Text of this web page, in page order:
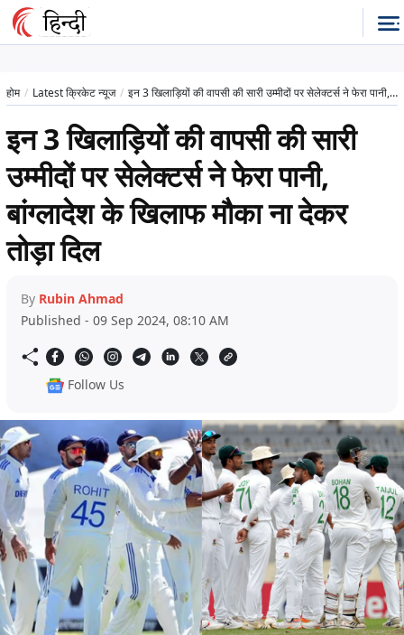
होम Latest क्रिकेट न्यूज इन 3 खिलाड़ियों की वापसी की सारी उम्मीदों पर सेलेक्टर्स ने फेरा पानी, बांग्लादेश के खिलाफ मौका ना देकर तोड़ा दिल
इन 3 खिलाड़ियों की वापसी की सारी
उम्मीदों पर सेलेक्टर्स ने फेरा पानी,
बांग्लादेश के खिलाफ मौका ना देकर
तोड़ा दिल
By Rubin Ahmad
Published - 09 Sep 2024, 08:10 AM
Follow Us